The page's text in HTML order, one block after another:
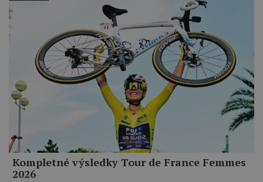
Kompletné výsledky Tour de France Femmes
2026